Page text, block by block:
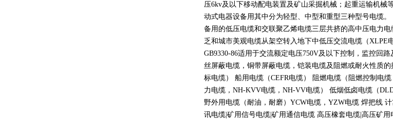
压6kv及以下移动配电装置及矿山采掘机械；起重运输机械
动式电器设备用其中分为轻型、中型和重型三种型号电缆
备用的低压电缆和交联聚乙烯电缆三层共挤的高中压电力
乏和城市美观电缆从架空转入地下中低压交流电缆（XLPE
GB9330-86适用于交流额定电压750V及以下控制，监控回
丝屏蔽电缆，铜带屏蔽电缆，铠装电缆及阻燃或耐火性质
标电缆） 船用电缆（CEFR电缆） 阻燃电缆（阻燃控制电缆
力电缆， NH-KVV电缆， NH-VV电缆） 低烟低卤电缆（
野外用电缆（耐油，耐磨） YCW电缆， YZW电缆 焊把线
讯电缆 矿用信号电缆 矿用通信电缆 高压橡套电缆 高压矿用